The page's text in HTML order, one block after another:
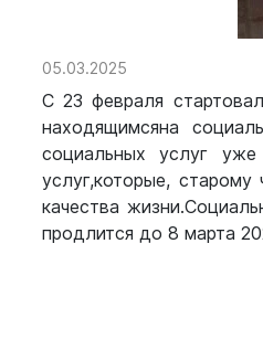
05.03.2025
С 23 февраля
находящимсяна
социальных услуг
услуг,которые,
качества
продлится до 8 марта